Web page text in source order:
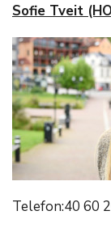
Sofie Tveit
Telefon:40 60